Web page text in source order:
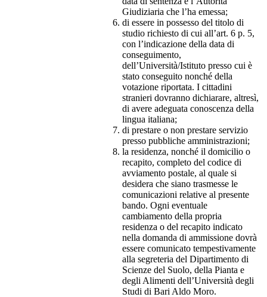
Giudiziaria che l’ha emessa;
di essere in possesso del titolo di
studio richiesto di cui all’art. 6 p. 5,
con l’indicazione della data di
conseguimento,
dell’Università/Istituto presso cui è
stato conseguito nonché della
votazione riportata. I cittadini
stranieri dovranno dichiarare, altresì,
di avere adeguata conoscenza della
lingua italiana;
di prestare o non prestare servizio
presso pubbliche amministrazioni;
la residenza, nonché il domicilio o
recapito, completo del codice di
avviamento postale, al quale si
desidera che siano trasmesse le
comunicazioni relative al presente
bando. Ogni eventuale
cambiamento della propria
residenza o del recapito indicato
nella domanda di ammissione dovrà
essere comunicato tempestivamente
alla segreteria del Dipartimento di
Scienze del Suolo, della Pianta e
degli Alimenti dell’Università degli
Studi di Bari Aldo Moro.